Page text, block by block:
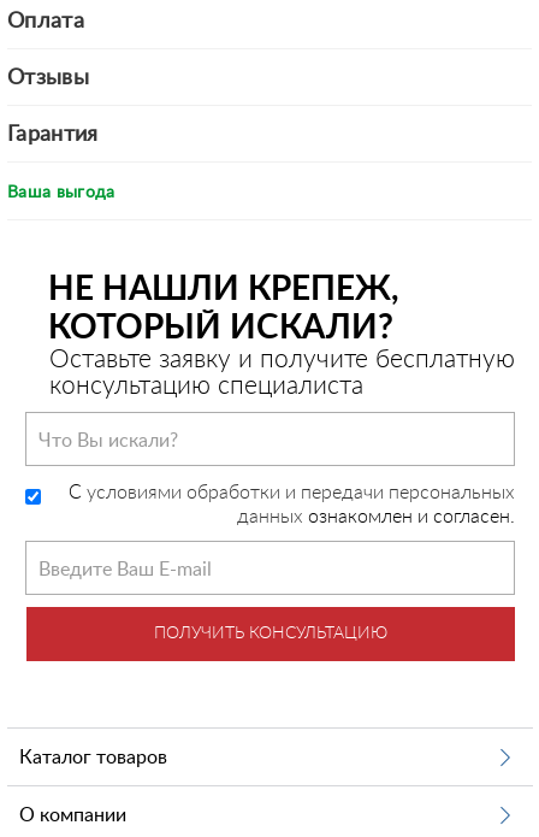
Оплата
Отзывы
Гарантия
Ваша выгода
НЕ НАШЛИ КРЕПЕЖ,
КОТОРЫЙ ИСКАЛИ?
Оставьте заявку и получите бесплатную
консультацию специалиста
C условиями обработки и передачи персональных
данных ознакомлен и согласен.
ПОЛУЧИТЬ КОНСУЛЬТАЦИЮ
Каталог товаров
О компании